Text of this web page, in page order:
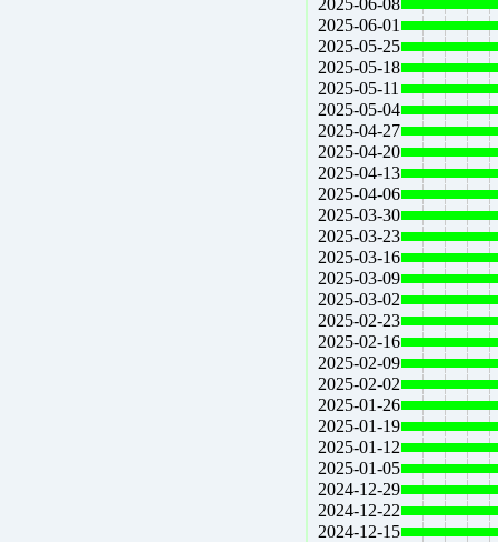
2025-06-08
2025-06-01
2025-05-25
2025-05-18
2025-05-11
2025-05-04
2025-04-27
2025-04-20
2025-04-13
2025-04-06
2025-03-30
2025-03-23
2025-03-16
2025-03-09
2025-03-02
2025-02-23
2025-02-16
2025-02-09
2025-02-02
2025-01-26
2025-01-19
2025-01-12
2025-01-05
2024-12-29
2024-12-22
2024-12-15